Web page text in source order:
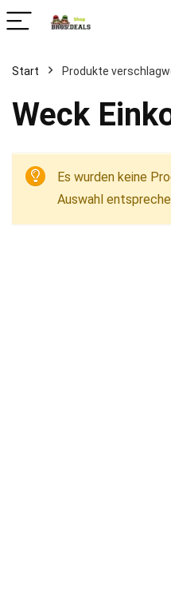
Start Produkte
Weck
Es wurden keine
Auswahl